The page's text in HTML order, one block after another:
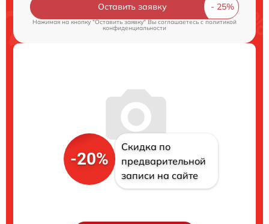
Оставить заявку
Нажимая на кнопку "Оставить заявку" Вы соглашаетесь cполитикой
конфиденциальности
-20%
Скидка по
предварительной
записи на сайте